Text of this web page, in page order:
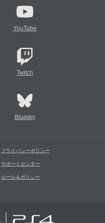
YouTube
Twitch
Bluesky
プライバシーポリシー
サポートセンター
ルール＆ポリシー